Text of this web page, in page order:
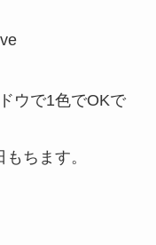
ウで1色でOKで
ちます。